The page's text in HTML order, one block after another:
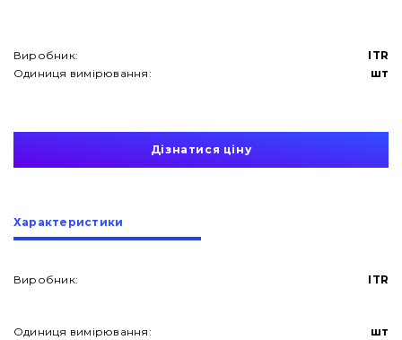
Виробник:
ITR
Одиниця вимірювання:
шт
Дізнатися ціну
Характеристики
Виробник: ITR
Одиниця вимірювання: шт